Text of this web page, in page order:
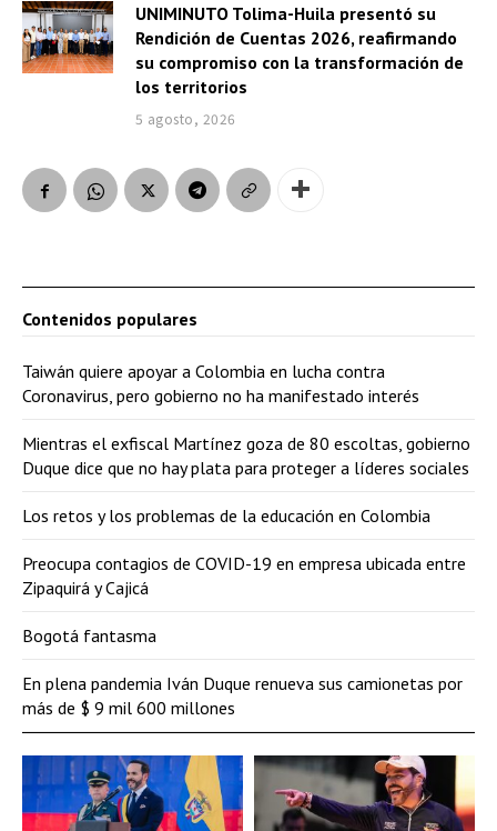
UNIMINUTO Tolima-Huila presentó su
Rendición de Cuentas 2026, reafirmando
su compromiso con la transformación de
los territorios
5 agosto, 2026
Contenidos populares
Taiwán quiere apoyar a Colombia en lucha contra
Coronavirus, pero gobierno no ha manifestado interés
Mientras el exfiscal Martínez goza de 80 escoltas, gobierno
Duque dice que no hay plata para proteger a líderes sociales
Los retos y los problemas de la educación en Colombia
Preocupa contagios de COVID-19 en empresa ubicada entre
Zipaquirá y Cajicá
Bogotá fantasma
En plena pandemia Iván Duque renueva sus camionetas por
más de $ 9 mil 600 millones